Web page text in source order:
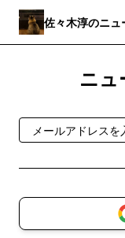
佐々木淳のニュ
ニュ